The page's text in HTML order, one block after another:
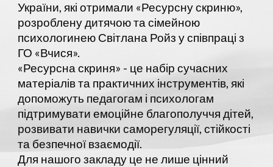
України, які отримали «Ресурсну скриню»,
розроблену дитячою та сімейною
психологинею Світлана Ройз у співпраці з
ГО «Вчися».
«Ресурсна скриня» - це набір сучасних
матеріалів та практичних інструментів, які
допоможуть педагогам і психологам
підтримувати емоційне благополуччя дітей,
розвивати навички саморегуляції, стійкості
та безпечної взаємодії.
Для нашого закладу це не лише цінний